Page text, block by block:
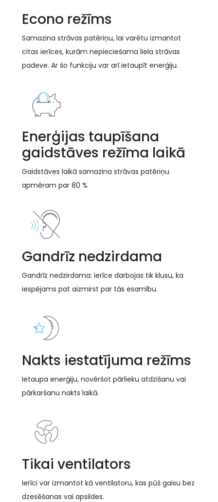
Econo režīms
Samazina strāvas patēriņu, lai varētu izmantot
citas ierīces, kurām nepieciešama liela strāvas
padeve. Ar šo funkciju var arī ietaupīt enerģiju.
Enerģijas taupīšana
gaidstāves režīma laikā
Gaidstāves laikā samazina strāvas patēriņu
apmēram par 80 %
Gandrīz nedzirdama
Gandrīz nedzirdama: ierīce darbojas tik klusu, ka
iespējams pat aizmirst par tās esamību.
Nakts iestatījuma režīms
Ietaupa enerģiju, novēršot pārlieku atdzišanu vai
pārkaršanu nakts laikā.
Tikai ventilators
Ierīci var izmantot kā ventilatoru, kas pūš gaisu bez
dzesēšanas vai apsildes.